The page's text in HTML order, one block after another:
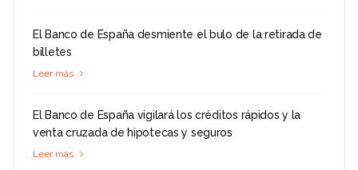
El Banco de España desmiente el bulo de la retirada de
billetes
Leer más
El Banco de España vigilará los créditos rápidos y la
venta cruzada de hipotecas y seguros
Leer más